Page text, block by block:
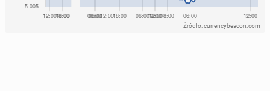
Źródło: currencybeacon.com